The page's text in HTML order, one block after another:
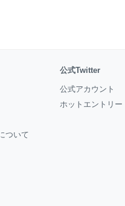
ついて
公式Twitter
公式アカウント
ホットエントリー